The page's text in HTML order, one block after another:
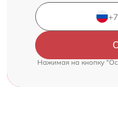
Нажимая на кнопку